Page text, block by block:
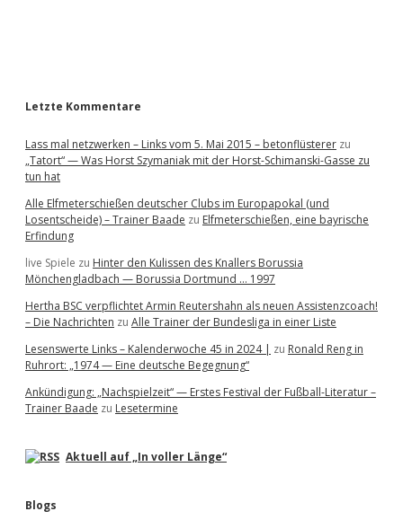
Letzte Kommentare
Lass mal netzwerken – Links vom 5. Mai 2015 – betonflüsterer zu
„Tatort“ — Was Horst Szymaniak mit der Horst-Schimanski-Gasse zu
tun hat
Alle Elfmeterschießen deutscher Clubs im Europapokal (und
Losentscheide) – Trainer Baade zu Elfmeterschießen, eine bayrische
Erfindung
live Spiele zu Hinter den Kulissen des Knallers Borussia
Mönchengladbach — Borussia Dortmund … 1997
Hertha BSC verpflichtet Armin Reutershahn als neuen Assistenzcoach!
– Die Nachrichten zu Alle Trainer der Bundesliga in einer Liste
Lesenswerte Links – Kalenderwoche 45 in 2024 | zu Ronald Reng in
Ruhrort: „1974 — Eine deutsche Begegnung“
Ankündigung: „Nachspielzeit“ — Erstes Festival der Fußball-Literatur –
Trainer Baade zu Lesetermine
Aktuell auf „In voller Länge“
Blogs